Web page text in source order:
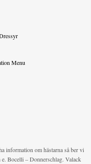
Menu
information om hästarna så ber vi
Bocelli – Donnerschlag. Valack